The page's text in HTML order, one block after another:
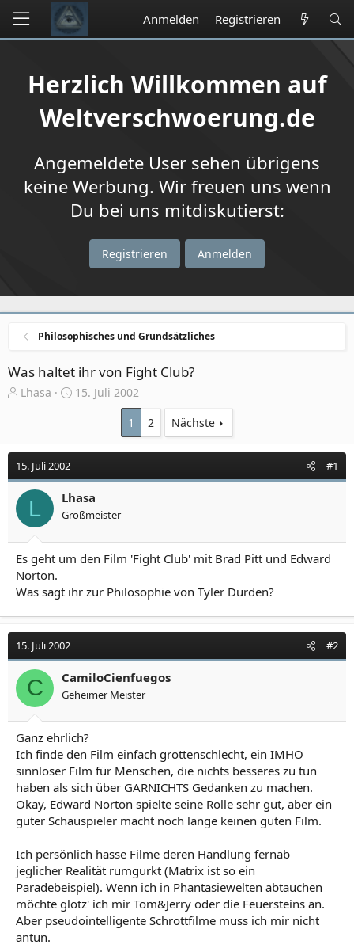
Anmelden Registrieren
Herzlich Willkommen auf
Weltverschwoerung.de
Angemeldete User sehen übrigens
keine Werbung. Wir freuen uns wenn
Du bei uns mitdiskutierst:
Registrieren Anmelden
Philosophisches und Grundsätzliches
Was haltet ihr von Fight Club?
E
e
l
l
e
Lhasa
E
e
l
t
a
15. Juli 2002
1
2 Nächste
15. Juli 2002 #1
L Lhasa
Großmeister
Es geht um den Film 'Fight Club' mit Brad Pitt und Edward
Norton.
Was sagt ihr zur Philosophie von Tyler Durden?
15. Juli 2002 #2
C CamiloCienfuegos
Geheimer Meister
Ganz ehrlich?
Ich finde den Film einfach grottenschlecht, ein IMHO
sinnloser Film für Menschen, die nichts besseres zu tun
haben als sich über GARNICHTS Gedanken zu machen.
Okay, Edward Norton spielte seine Rolle sehr gut, aber ein
guter Schauspieler macht noch lange keinen guten Film.
Ich persönlich hasse Filme deren Handlung fernab
jeglicher Realität rumgurkt (Matrix ist so ein
Paradebeispiel). Wenn ich in Phantasiewelten abtauchen
möchte glotz' ich mir Tom&Jerry oder die Feuersteins an.
Aber pseudointelligente Schrottfilme muss ich mir nicht
antun.